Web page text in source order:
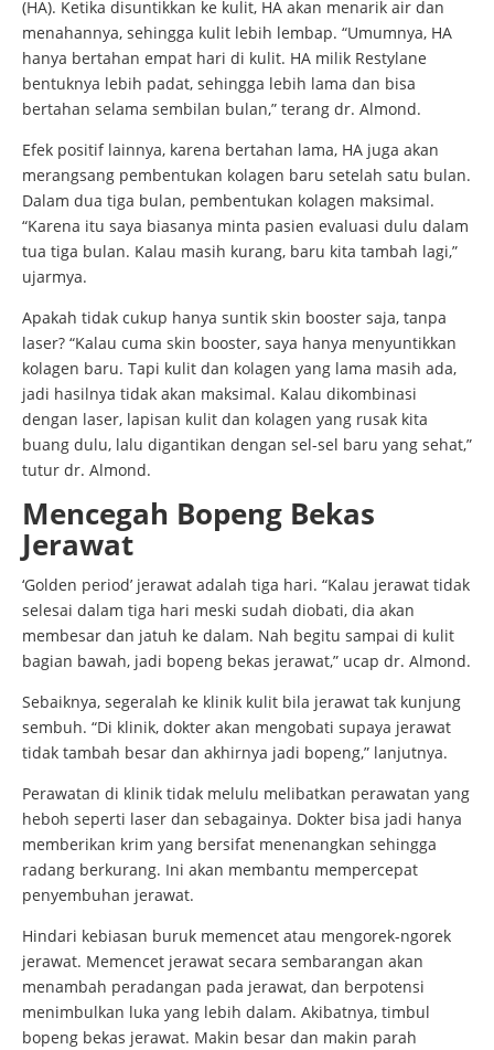
(HA). Ketika disuntikkan ke kulit, HA akan menarik air dan
menahannya, sehingga kulit lebih lembap. “Umumnya, HA
hanya bertahan empat hari di kulit. HA milik Restylane
bentuknya lebih padat, sehingga lebih lama dan bisa
bertahan selama sembilan bulan,” terang dr. Almond.
Efek positif lainnya, karena bertahan lama, HA juga akan
merangsang pembentukan kolagen baru setelah satu bulan.
Dalam dua tiga bulan, pembentukan kolagen maksimal.
“Karena itu saya biasanya minta pasien evaluasi dulu dalam
tua tiga bulan. Kalau masih kurang, baru kita tambah lagi,”
ujarmya.
Apakah tidak cukup hanya suntik skin booster saja, tanpa
laser? “Kalau cuma skin booster, saya hanya menyuntikkan
kolagen baru. Tapi kulit dan kolagen yang lama masih ada,
jadi hasilnya tidak akan maksimal. Kalau dikombinasi
dengan laser, lapisan kulit dan kolagen yang rusak kita
buang dulu, lalu digantikan dengan sel-sel baru yang sehat,”
tutur dr. Almond.
Mencegah Bopeng Bekas
Jerawat
‘Golden period’ jerawat adalah tiga hari. “Kalau jerawat tidak
selesai dalam tiga hari meski sudah diobati, dia akan
membesar dan jatuh ke dalam. Nah begitu sampai di kulit
bagian bawah, jadi bopeng bekas jerawat,” ucap dr. Almond.
Sebaiknya, segeralah ke klinik kulit bila jerawat tak kunjung
sembuh. “Di klinik, dokter akan mengobati supaya jerawat
tidak tambah besar dan akhirnya jadi bopeng,” lanjutnya.
Perawatan di klinik tidak melulu melibatkan perawatan yang
heboh seperti laser dan sebagainya. Dokter bisa jadi hanya
memberikan krim yang bersifat menenangkan sehingga
radang berkurang. Ini akan membantu mempercepat
penyembuhan jerawat.
Hindari kebiasan buruk memencet atau mengorek-ngorek
jerawat. Memencet jerawat secara sembarangan akan
menambah peradangan pada jerawat, dan berpotensi
menimbulkan luka yang lebih dalam. Akibatnya, timbul
bopeng bekas jerawat. Makin besar dan makin parah